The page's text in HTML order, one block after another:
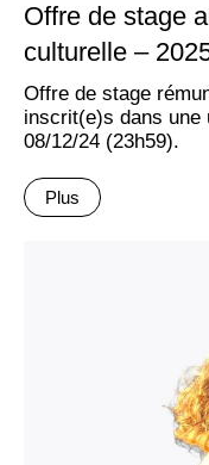
Offre de stage
culturelle –
Offre de stage
inscrit(e)s dans une
08/12/24 (23h59).
Plus